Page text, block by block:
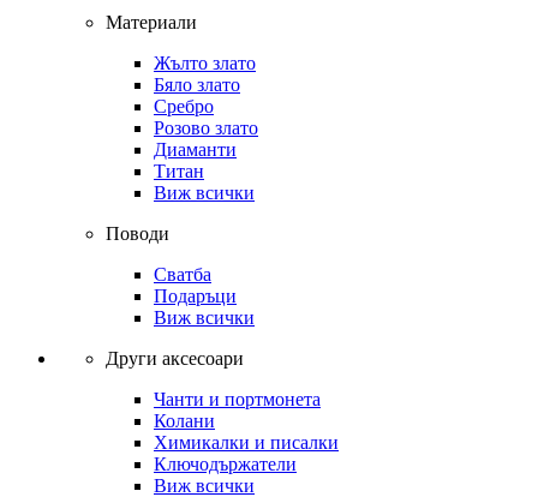
Материали
Жълто злато
Бяло злато
Сребро
Розово злато
Диаманти
Титан
Виж всички
Поводи
Сватба
Подаръци
Виж всички
Други аксесоари
Чанти и портмонета
Колани
Химикалки и писалки
Ключодържатели
Виж всички